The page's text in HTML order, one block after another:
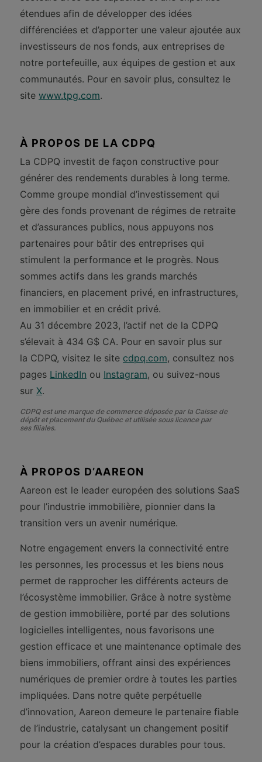
étendues afin de développer des idées
différenciées et d’apporter une valeur ajoutée aux
investisseurs de nos fonds, aux entreprises de
notre portefeuille, aux équipes de gestion et aux
communautés. Pour en savoir plus, consultez le
sitewww.tpg.com.
À PROPOS DE LA CDPQ
La CDPQ investit de façon constructive pour
générer des rendements durables à long terme.
Comme groupe mondial d’investissement qui
gère des fonds provenant de régimes de retraite
et d’assurances publics, nous appuyons nos
partenaires pour bâtir des entreprises qui
stimulent la performance et le progrès. Nous
sommes actifs dans les grands marchés
financiers, en placement privé, en infrastructures,
en immobilier et en crédit privé.
Au 31 décembre 2023, l’actif net de la CDPQ
s’élevait à 434 G$ CA. Pour en savoir plus sur
la CDPQ, visitez le site cdpq.com, consultez nos
pages LinkedIn ou Instagram, ou suivez-nous
surX.
CDPQ est une marque de commerce déposée par la Caisse de
dépôt et placement du Québec et utilisée sous licence par
ses filiales.
À PROPOS D’AAREON
Aareon est le leader européen des solutions SaaS
pour l’industrie immobilière, pionnier dans la
transition vers un avenir numérique.
Notre engagement envers la connectivité entre
les personnes, les processus et les biens nous
permet de rapprocher les différents acteurs de
l’écosystème immobilier. Grâce à notre système
de gestion immobilière, porté par des solutions
logicielles intelligentes, nous favorisons une
gestion efficace et une maintenance optimale des
biens immobiliers, offrant ainsi des expériences
numériques de premier ordre à toutes les parties
impliquées. Dans notre quête perpétuelle
d’innovation, Aareon demeure le partenaire fiable
de l’industrie, catalysant un changement positif
pour la création d’espaces durables pour tous.